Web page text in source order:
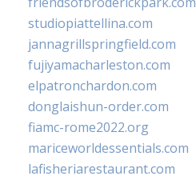
studiopiattellina.com
jannagrillspringfield.com
fujiyamacharleston.com
elpatronchardon.com
donglaishun-order.com
fiamc-rome2022.org
mariceworldessentials.com
lafisheriarestaurant.com